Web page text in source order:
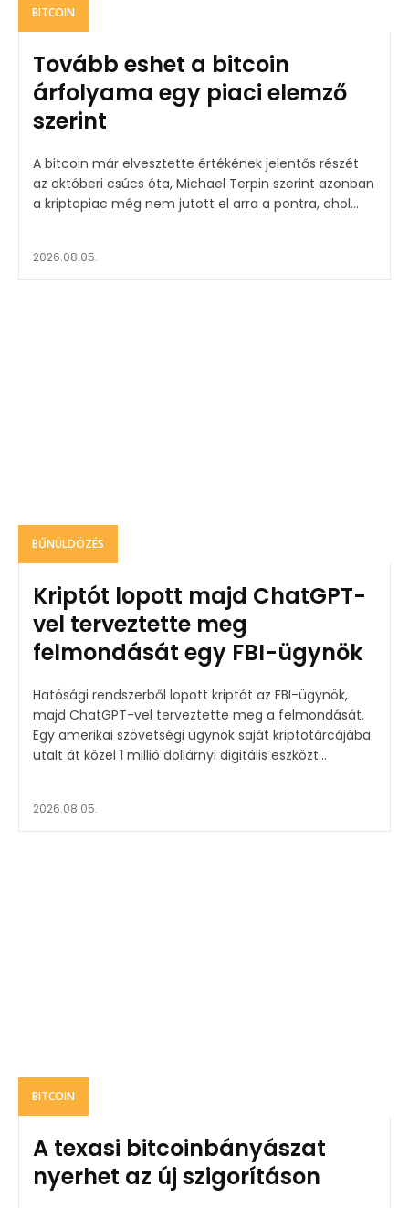
BITCOIN
Tovább eshet a bitcoin
árfolyama egy piaci elemző
szerint
A bitcoin már elvesztette értékének jelentős részét
az októberi csúcs óta, Michael Terpin szerint azonban
a kriptopiac még nem jutott el arra a pontra, ahol...
2026.08.05.
BŰNÜLDÖZÉS
Kriptót lopott majd ChatGPT-
vel terveztette meg
felmondását egy FBI-ügynök
Hatósági rendszerből lopott kriptót az FBI-ügynök,
majd ChatGPT-vel terveztette meg a felmondását.
Egy amerikai szövetségi ügynök saját kriptotárcájába
utalt át közel 1 millió dollárnyi digitális eszközt...
2026.08.05.
BITCOIN
A texasi bitcoinbányászat
nyerhet az új szigorításon